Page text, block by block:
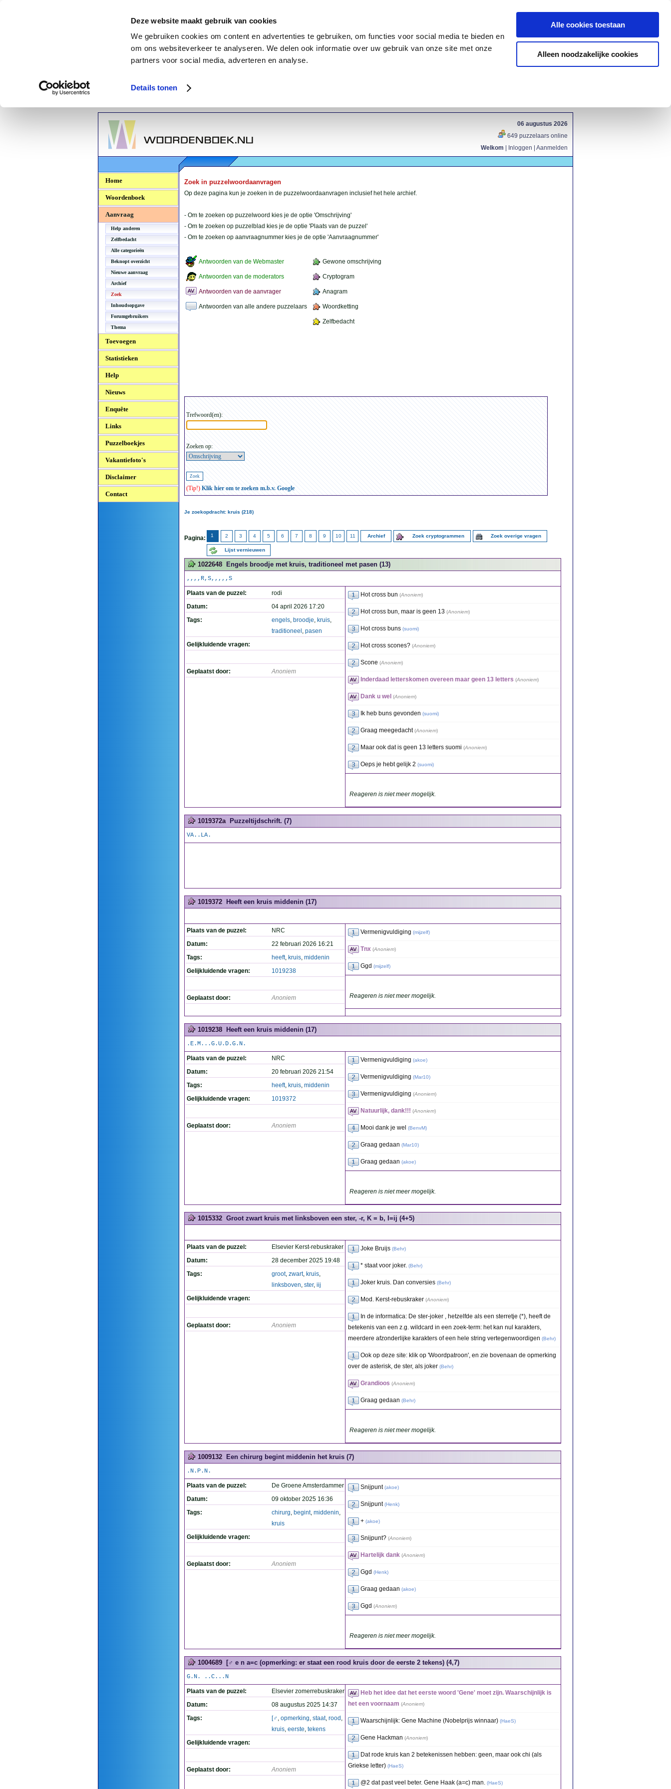
Deze website maakt gebruik van cookies
We gebruiken cookies om content en advertenties te gebruiken, om functies voor social media te bieden en
om ons websiteverkeer te analyseren. We delen ook informatie over uw gebruik van onze site met onze
partners voor social media, adverteren en analyse.
Details tonen
Alle cookies toestaan
Alleen noodzakelijke cookies
Woordenboek.NU
06 augustus 2026
649 puzzelaars online
Welkom
Inloggen Aanmelden
Home
Woordenboek
Aanvraag
Help anderen
Zelfbedacht
Alle categorieën
Beknopt overzicht
Nieuwe aanvraag
Archief
Zoek
Inhoudsopgave
Forumgebruikers
Thema
Toevoegen
Statistieken
Help
Nieuws
Enquête
Links
Puzzelboekjes
Vakantiefoto's
Disclaimer
Contact
Zoek in puzzelwoordaanvragen
Op deze pagina kun je zoeken in de puzzelwoordaanvragen inclusief het hele archief.
- Om te zoeken op puzzelwoord kies je de optie 'Omschrijving'
- Om te zoeken op puzzelblad kies je de optie 'Plaats van de puzzel'
- Om te zoeken op aanvraagnummer kies je de optie 'Aanvraagnummer'
Antwoorden van de Webmaster Gewone omschrijving
Antwoorden van de moderators Cryptogram
Antwoorden van de aanvrager Anagram
Antwoorden van alle andere puzzelaars Woordketting
Zelfbedacht
Trefwoord(en):
Zoeken op:
(Tip!) Klik hier om te zoeken m.b.v. Google
Je zoekopdracht: kruis (218)
Pagina: 1 2 3 4 5 6 7 8 9 10 11 Archief Zoek cryptogrammen Zoek overige vragen
Lijst vernieuwen
1022648 Engels broodje met kruis, traditioneel met pasen (13)
,,,,R,S,,,,,S
Plaats van de puzzel:
rodi
Datum:
04 april 2026 17:20
Tags:
engels, broodje, kruis,
traditioneel , pasen
Gelijkluidende vragen:
Geplaatst door: Anoniem
Hot cross bun (Anoniem)
Hot cross bun, maar is geen 13 (Anoniem)
Hot cross buns (suomi)
Hot cross scones? (Anoniem)
Scone (Anoniem)
Inderdaad letterskomen overeen maar geen 13 letters (Anoniem)
Dank u wel (Anoniem)
Ik heb buns gevonden (suomi)
Graag meegedacht (Anoniem)
Maar ook dat is geen 13 letters suomi (Anoniem)
Oeps je hebt gelijk 2 (suomi)
Reageren is niet meer mogelijk.
1019372a Puzzeltijdschrift. (7)
VA..LA.
1019372 Heeft een kruis middenin (17)
Plaats van de puzzel:
NRC
Datum:
22 februari 2026 16:21
Tags:
heeft, kruis, middenin
Gelijkluidende vragen:
1019238
Geplaatst door: Anoniem
Vermenigvuldiging (mijzelf)
Tnx (Anoniem)
Ggd (mijzelf)
Reageren is niet meer mogelijk.
1019238 Heeft een kruis middenin (17)
.E.M...G.U.D.G.N.
Plaats van de puzzel:
NRC
Datum:
20 februari 2026 21:54
Tags:
heeft, kruis, middenin
Gelijkluidende vragen:
1019372
Geplaatst door: Anoniem
Vermenigvuldiging (akoe)
Vermenigvuldiging (Mar10)
Vermenigvuldiging (Anoniem)
Natuurlijk, dank!!! (Anoniem)
Mooi dank je wel (BenvM)
Graag gedaan (Mar10)
Graag gedaan (akoe)
Reageren is niet meer mogelijk.
1015332 Groot zwart kruis met linksboven een ster, -r, K = b, I=ij (4+5)
Plaats van de puzzel:
Elsevier Kerst-rebuskraker
Datum:
28 december 2025 19:48
Tags:
groot, zwart, kruis,
linksboven, ster, iij
Gelijkluidende vragen:
Geplaatst door: Anoniem
Joke Bruijs (Behr)
* staat voor joker. (Behr)
Joker kruis. Dan conversies (Behr)
Mod. Kerst-rebuskraker (Anoniem)
In de informatica: De ster-joker , hetzelfde als een sterretje (*), heeft de
betekenis van een z.g. wildcard in een zoek-term: het kan nul karakters,
meerdere afzonderlijke karakters of een hele string vertegenwoordigen (Behr)
Ook op deze site: klik op 'Woordpatroon', en zie bovenaan de opmerking
over de asterisk, de ster, als joker (Behr)
Grandioos (Anoniem)
Graag gedaan (Behr)
Reageren is niet meer mogelijk.
1009132 Een chirurg begint middenin het kruis (7)
.N.P.N.
Plaats van de puzzel:
De Groene Amsterdammer
Datum:
09 oktober 2025 16:36
Tags:
chirurg, begint, middenin,
kruis
Gelijkluidende vragen:
Geplaatst door: Anoniem
Snijpunt (akoe)
Snijpunt (Henk)
+ (akoe)
Snijpunt? (Anoniem)
Hartelijk dank (Anoniem)
Ggd (Henk)
Graag gedaan (akoe)
Ggd (Anoniem)
Reageren is niet meer mogelijk.
1004689 [♂ e n a=c (opmerking: er staat een rood kruis door de eerste 2 tekens) (4,7)
G.N. ..C...N
Plaats van de puzzel:
Elsevier zomerrebuskraker
Datum:
08 augustus 2025 14:37
Tags:
[♂ , opmerking, staat, rood ,
kruis, eerste, tekens
Gelijkluidende vragen:
Geplaatst door: Anoniem
Heb het idee dat het eerste woord 'Gene' moet zijn. Waarschijnlijk is
het een voornaam (Anoniem)
Waarschijnlijk: Gene Machine (Nobelprijs winnaar) (HaeS)
Gene Hackman (Anoniem)
Dat rode kruis kan 2 betekenissen hebben: geen, maar ook chi (als
Griekse letter) (HaeS)
@2 dat past veel beter. Gene Haak (a=c) man. (HaeS)